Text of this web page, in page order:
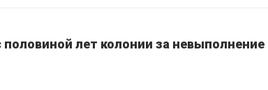
лет колонии за невыполнение